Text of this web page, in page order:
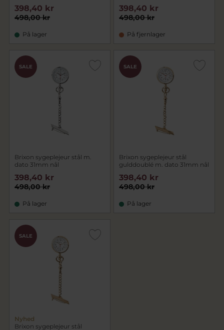
498,00 kr
398,40 kr
På lager
498,00 kr
398,40 kr
På fjernlager
SALE
Brixon sygeplejeur stål m.
dato 31mm nål
498,00 kr
398,40 kr
På lager
SALE
Brixon sygeplejeur stål
gulddoublé m. dato 31mm nål
498,00 kr
398,40 kr
På lager
SALE
Nyhed
Brixon sygeplejeur stål